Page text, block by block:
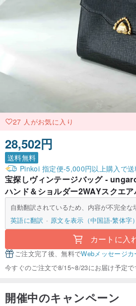
27 人がお気に入り
28,502円
送料無料
Pinkoi 指定便-5,000円以上購入で
宝探しヴィンテージバッグ -
ハンド＆ショルダー2WAYスクエ
自動翻訳されているため、内容が不完全な
英語に翻訳
原文を表示（中国語-繁体字）
カートに入
ご注文完了後、無料でWebメッセージカ
今すぐのご注文で8/15~8/23にお届け予定
開催中のキャンペーン